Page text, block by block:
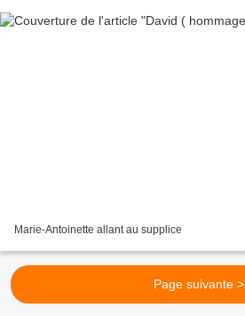
Marie-Antoinette allant au supplice
Page suivante >